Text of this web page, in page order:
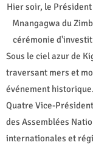
Hier soir, le
Mnangagwa du
cérémonie
Sous le ciel azur de
traversant mers et
événement historique.
Quatre Vice-
des Assemblées
internationales et